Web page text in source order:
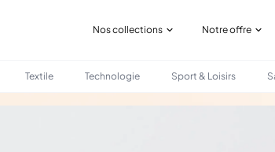
Nos collections Notre offre
Textile Technologie Sport & Loisirs
BOÎTE À GRAINES PERSONNALISÉE